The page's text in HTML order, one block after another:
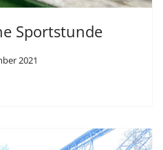
Sportstunde
2021